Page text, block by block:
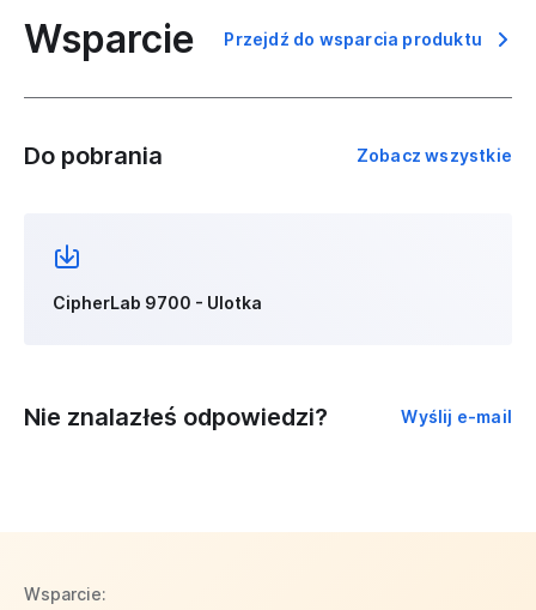
Wsparcie Przejdź do wsparcia produktu
Do pobrania Zobacz wszystkie
CipherLab 9700 - Ulotka
Nie znalazłeś odpowiedzi? Wyślij e-mail
Wsparcie: